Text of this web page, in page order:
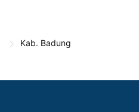
Kab. Badung